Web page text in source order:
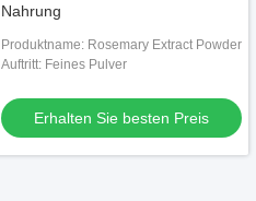
Nahrung
Produktname: Rosemary Extract Powder
Auftritt: Feines Pulver
Erhalten Sie besten Preis